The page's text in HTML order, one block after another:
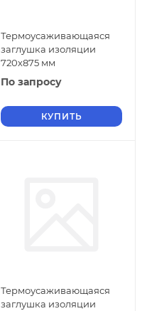
Термоусаживающаяся
заглушка изоляции
720х875 мм
По запросу
КУПИТЬ
Термоусаживающаяся
заглушка изоляции